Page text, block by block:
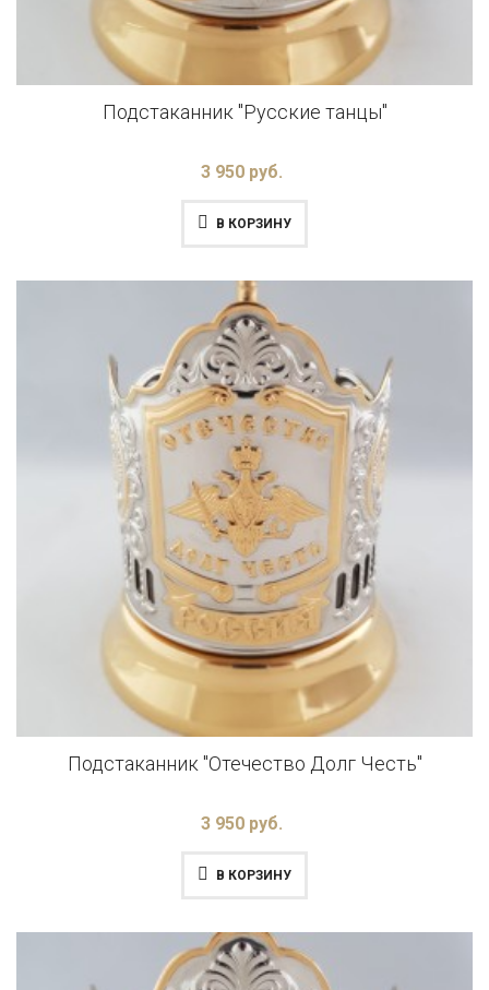
Подстаканник "Русские танцы"
3 950 руб.
В КОРЗИНУ
Подстаканник "Отечество Долг Честь"
3 950 руб.
В КОРЗИНУ